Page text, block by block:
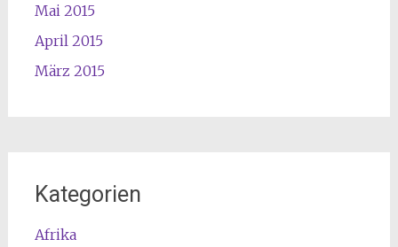
Mai 2015
April 2015
März 2015
Kategorien
Afrika